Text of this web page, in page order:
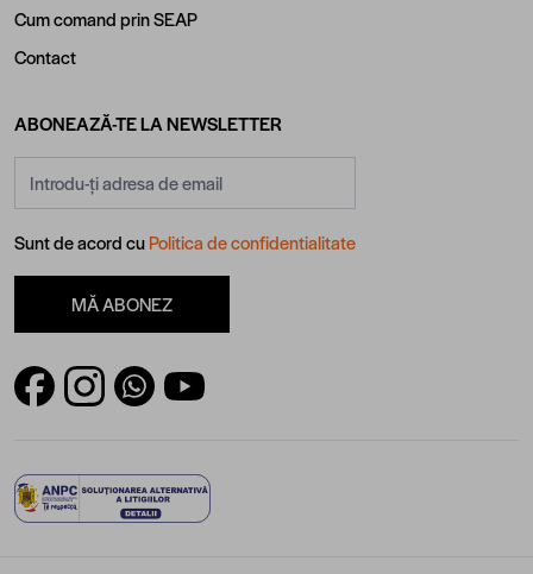
Cum comand prin SEAP
Contact
ABONEAZĂ-TE LA NEWSLETTER
Sunt de acord cuPolitica de confidentialitate
MĂ ABONEZ